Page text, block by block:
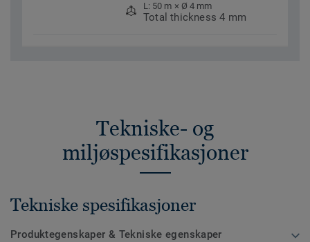
L: 50 m × Ø 4 mm
Total thickness 4 mm
Tekniske- og
miljøspesifikasjoner
Tekniske spesifikasjoner
Produktegenskaper & Tekniske egenskaper